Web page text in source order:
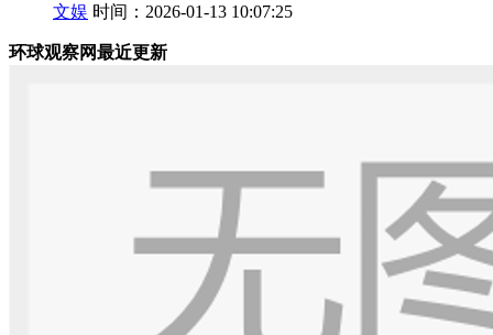
文娱 时间：2026-01-13 10:07:25
环球观察网最近更新